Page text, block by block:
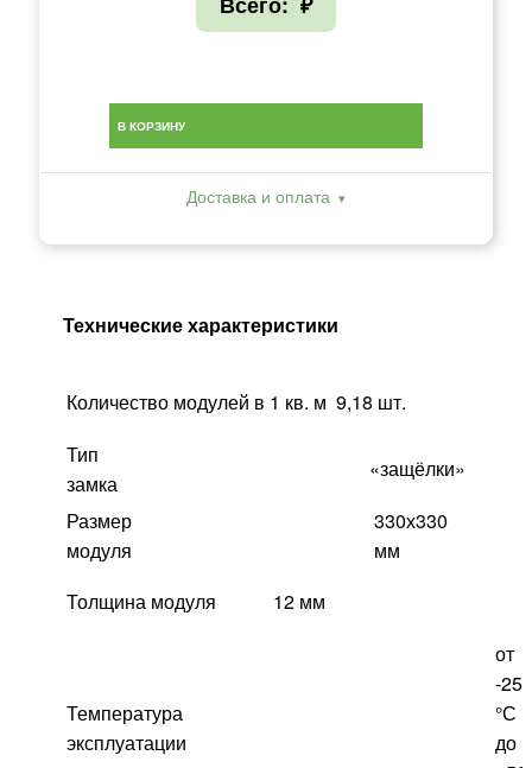
В КОРЗИНУ
Доставка и оплата
Технические характеристики
Количество модулей в 1 кв. м 9,18 шт.
Тип
замка
«защёлки»
Размер
модуля
330х330
мм
Толщина модуля
12 мм
Температура
эксплуатации
от
-25
°С
до